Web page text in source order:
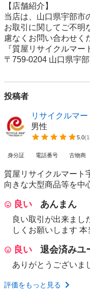
【店舗紹介】
当店は、山口県宇部市
お取引に関してご不明
慮なくお問い合わせく
『質屋リサイクルマー
〒759-0204 山口県宇
投稿者
リサイクルマー
男性
5.0(
身分証 電話番号 古物商
質屋リサイクルマート
向きな大型商品等を中
良い あんまん
良い取引が出来まし
しくお願いします
良い 退会済みユ
ありがとうございま
評価をもっと見る